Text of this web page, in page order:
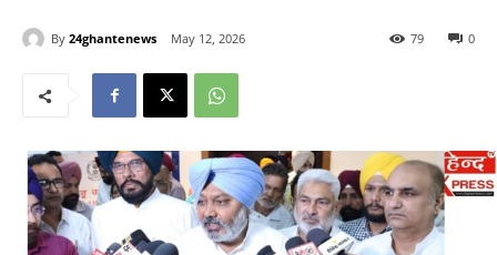
By 24ghantenews May 12, 2026 0
79